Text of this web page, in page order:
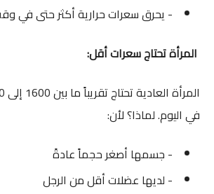
- يحرق سعرات حرارية أكثر حتى في
المرأة تحتاج سعرات أقل:
في اليوم. لماذا؟ لأن:
- جسمها أصغر حجماً عادةً
- لديها عضلات أقل من الرجل